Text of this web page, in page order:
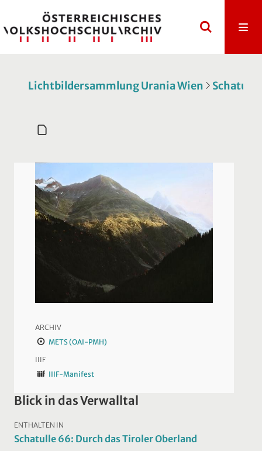
Lichtbildersammlung Urania Wien
ARCHIV
METS (OAI-PMH)
IIIF
IIIF-Manifest
Blick in das Verwalltal
ENTHALTEN IN
Schatulle 66: Durch das Tiroler Oberland